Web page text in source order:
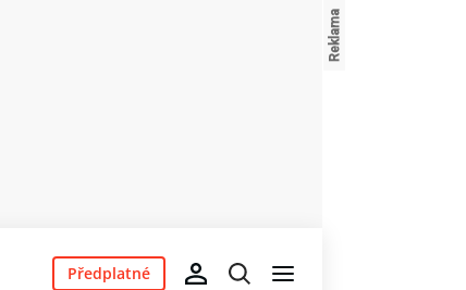
Předplatné